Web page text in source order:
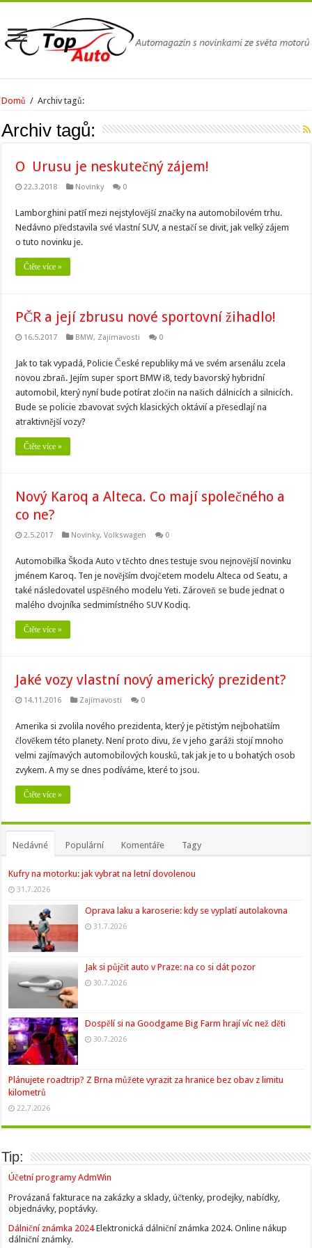
Domů / Archiv tagů:
Archiv tagů:
O Urusu je neskutečný zájem!
22.3.2018 Novinky 0
Lamborghini patří mezi nejstylovější značky na automobilovém trhu.
Nedávno představila své vlastní SUV, a nestačí se divit, jak velký zájem
o tuto novinku je.
Čtěte více »
PČR a její zbrusu nové sportovní žihadlo!
16.5.2017 BMW, Zajímavosti 0
Jak to tak vypadá, Policie České republiky má ve svém arsenálu zcela
novou zbraň. Jejím super sport BMW i8, tedy bavorský hybridní
automobil, který nyní bude potírat zločin na našich dálnicích a silnicích.
Bude se policie zbavovat svých klasických oktávií a přesedlají na
atraktivnější vozy?
Čtěte více »
Nový Karoq a Alteca. Co mají společného a
co ne?
2.5.2017 Novinky,Volkswagen 0
Automobilka Škoda Auto v těchto dnes testuje svou nejnovější novinku
jménem Karoq. Ten je novějším dvojčetem modelu Alteca od Seatu, a
také následovatel uspěšného modelu Yeti. Zároveň se bude jednat o
malého dvojníka sedmimístného SUV Kodiq.
Čtěte více »
Jaké vozy vlastní nový americký prezident?
14.11.2016 Zajímavosti 0
Amerika si zvolila nového prezidenta, který je pětistým nejbohatším
člověkem této planety. Není proto divu, že v jeho garáži stojí mnoho
velmi zajímavých automobilových kousků, tak jak je to u bohatých osob
zvykem. A my se dnes podíváme, které to jsou.
Čtěte více »
Nedávné Populární Komentáře Tagy
Kufry na motorku: jak vybrat na letní dovolenou
31.7.2026
Oprava laku a karoserie: kdy se vyplatí autolakovna
31.7.2026
Jak si půjčit auto v Praze: na co si dát pozor
30.7.2026
Dospělí si na Goodgame Big Farm hrají víc než děti
30.7.2026
Plánujete roadtrip? Z Brna můžete vyrazit za hranice bez obav z limitu
kilometrů
22.7.2026
Tip:
Účetní programy AdmWin
Provázaná fakturace na zakázky a sklady, účtenky, prodejky, nabídky,
objednávky, poptávky.
Dálniční známka 2024Elektronická dálniční známka 2024. Online nákup
dálniční známky.